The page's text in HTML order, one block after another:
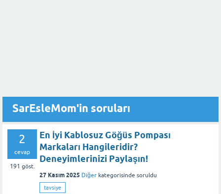
SarEsleMom'in soruları
2
cevap
191 göst.
En İyi Kablosuz Göğüs Pompası
Markaları Hangileridir?
Deneyimlerinizi Paylaşın!
27 Kasım 2025 Diğer kategorisinde soruldu
tavsiye